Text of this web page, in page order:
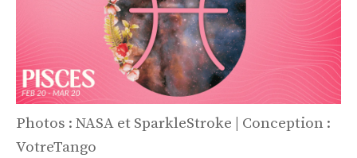
Photos : NASA et SparkleStroke | Conception :
VotreTango